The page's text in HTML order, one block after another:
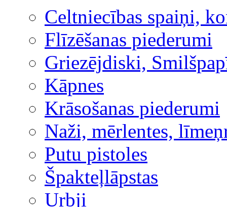
Celtniecības spaiņi,
Flīzēšanas piederumi
Griezējdiski,
Kāpnes
Krāsošanas piederumi
Naži, mērlentes,
Putu pistoles
Špakteļlāpstas
Urbji